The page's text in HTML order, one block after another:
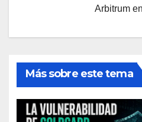
Arbitrum
Más sobre este tema